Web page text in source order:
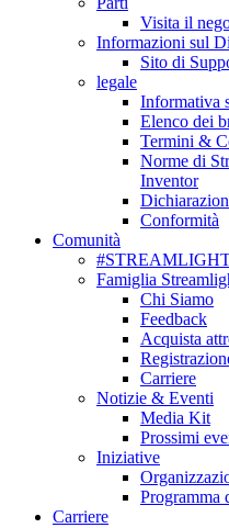
Visita il
Informazioni sul
Sito di
legale
Informativa
Elenco dei
Termini &
Norme di
Inventor
Conformità
Comunità
Famiglia
Chi Siamo
Feedback
Acquista
Carriere
Notizie & Eventi
Media Kit
Prossimi
Iniziative
Programma
Carriere